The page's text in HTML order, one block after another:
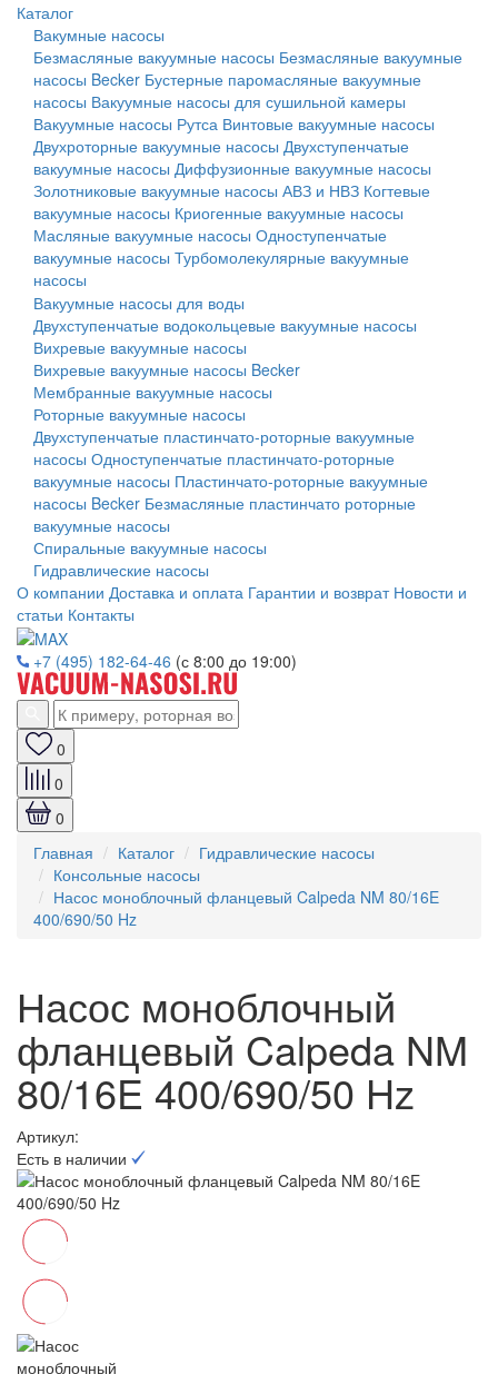
Каталог
Вакумные насосы
Безмасляные вакуумные насосы Безмасляные вакуумные
насосы Becker Бустерные паромасляные вакуумные
насосы Вакуумные насосы для сушильной камеры
Вакуумные насосы Рутса Винтовые вакуумные насосы
Двухроторные вакуумные насосы Двухступенчатые
вакуумные насосы Диффузионные вакуумные насосы
Золотниковые вакуумные насосы АВЗ и НВЗ Когтевые
вакуумные насосы Криогенные вакуумные насосы
Масляные вакуумные насосы Одноступенчатые
вакуумные насосы Турбомолекулярные вакуумные
насосы
Вакуумные насосы для воды
Двухступенчатые водокольцевые вакуумные насосы
Вихревые вакуумные насосы
Вихревые вакуумные насосы Becker
Мембранные вакуумные насосы
Роторные вакуумные насосы
Двухступенчатые пластинчато-роторные вакуумные
насосы Одноступенчатые пластинчато-роторные
вакуумные насосы Пластинчато-роторные вакуумные
насосы Becker Безмасляные пластинчато роторные
вакуумные насосы
Спиральные вакуумные насосы
Гидравлические насосы
О компании Доставка и оплата Гарантии и возврат Новости и
статьи Контакты
+7 (495) 182-64-46 (с 8:00 до 19:00)
0
0
0
Главная
Каталог
Гидравлические насосы
Консольные насосы
Насос моноблочный фланцевый Calpeda NM 80/16E
400/690/50 Hz
Насос моноблочный
фланцевый Calpeda NM
80/16E 400/690/50 Hz
Артикул:
Есть в наличии